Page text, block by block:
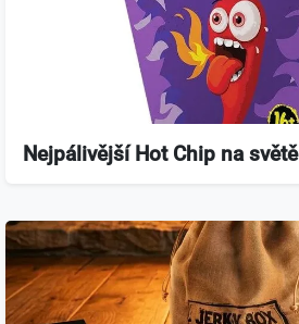
Nejpálivější Hot Chip na světě